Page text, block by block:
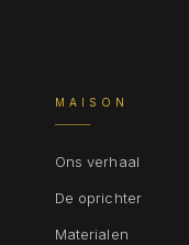
MAISON
Ons verhaal
De oprichter
Materialen